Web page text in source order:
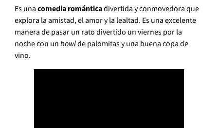
Es unacomedia románticadivertida y conmovedora que
explora la amistad, el amor y la lealtad. Es una excelente
manera de pasar un rato divertido un viernes por la
noche con unbowlde palomitas y una buena copa de
vino.